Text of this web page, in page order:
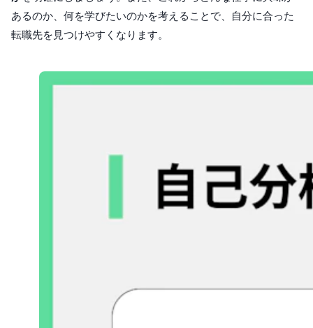
あるのか、何を学びたいのかを考えることで、自分に合った
転職先を見つけやすくなります。